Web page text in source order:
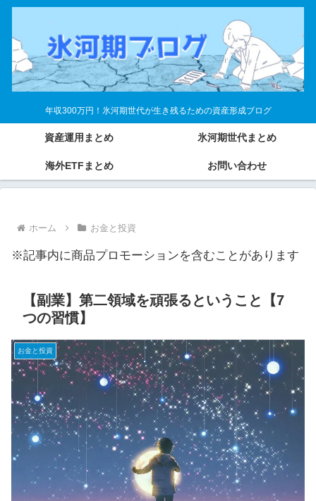
年収300万円！氷河期世代が生き残るための資産形成ブログ
資産運用まとめ 氷河期世代まとめ
海外ETFまとめ お問い合わせ
ホーム お金と投資
※記事内に商品プロモーションを含むことがあります
【副業】第二領域を頑張るということ【7
つの習慣】
お金と投資